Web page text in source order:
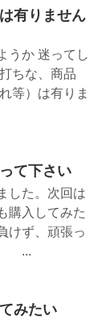
有りません
うか 迷ってし
ちな、商品
等）は有りま
て下さい
した。次回は
購入してみた
けず、頑張っ
...
みたい